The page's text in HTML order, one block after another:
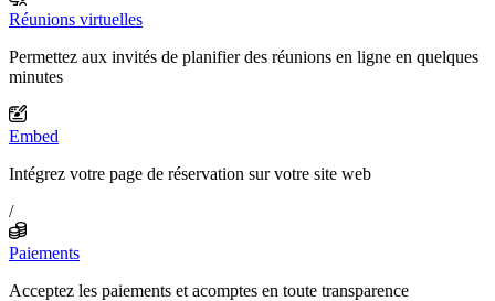
Réunions virtuelles
Permettez aux invités de planifier des réunions en ligne en quelques
minutes
Embed
Intégrez votre page de réservation sur votre site web
/
Paiements
Acceptez les paiements et acomptes en toute transparence